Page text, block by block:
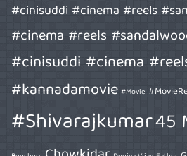
#cinisuddi #cinema #reels
#cinema #reels
#cinisuddi #cinema
#kannadamovie #Movie
#Shivarajkumar45